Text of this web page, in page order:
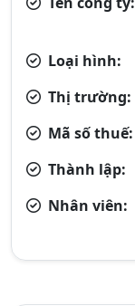
Loại hình:
Thị trường:
Mã số thuế:
Thành lập:
Nhân viên: